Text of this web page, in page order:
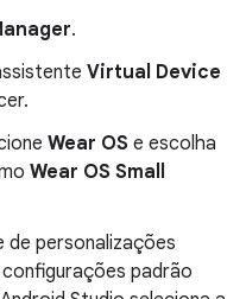
.
Virtual Device
Wear OS e escolha
Wear OS Small
de personalizações
padrão